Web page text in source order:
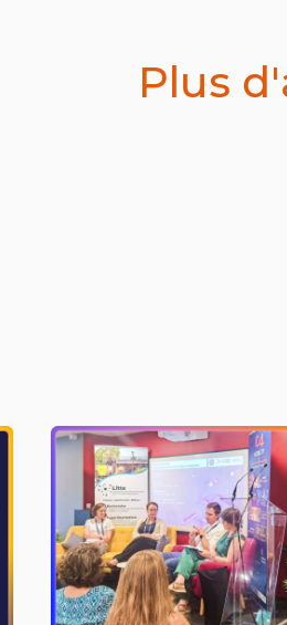
Plus
Meetup Transformer
mobilités par la donnée
LIRE L'ACTU